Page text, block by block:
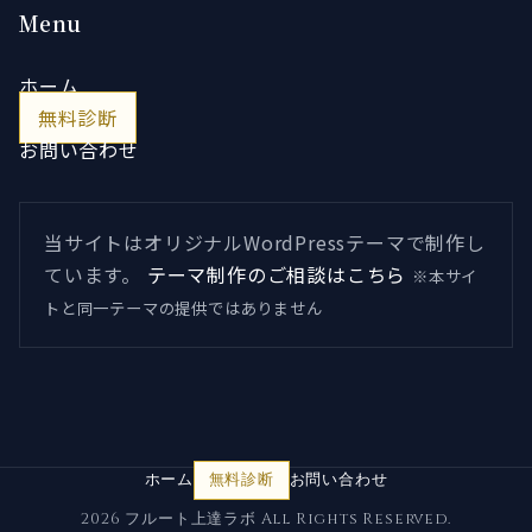
Menu
ホーム
無料診断
お問い合わせ
当サイトはオリジナルWordPressテーマで制作し
ています。
テーマ制作のご相談はこちら ※本サイ
トと同一テーマの提供ではありません
ホーム 無料診断
お問い合わせ
2026 フルート上達ラボ All Rights Reserved.